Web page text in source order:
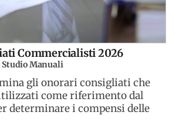
Commercialisti 2026
Studio Manuali
gli onorari consigliati che
come riferimento dal
determinare i compensi delle